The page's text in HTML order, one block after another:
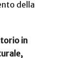
della
in